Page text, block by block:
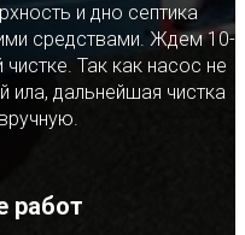
и дно септика
средствами. Ждем 10-
Так как насос не
ила, дальнейшая чистка
работ